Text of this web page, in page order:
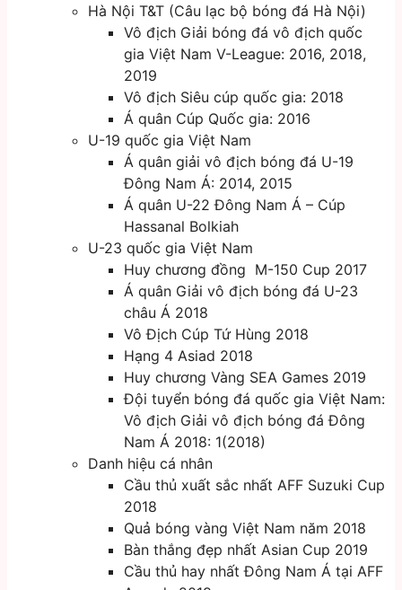
Hà Nội T&T (Câu lạc bộ bóng đá Hà Nội)
Vô địch Giải bóng đá vô địch quốc
gia Việt Nam V-League: 2016, 2018,
2019
Vô địch Siêu cúp quốc gia: 2018
Á quân Cúp Quốc gia: 2016
U-19 quốc gia Việt Nam
Á quân giải vô địch bóng đá U-19
Đông Nam Á: 2014, 2015
Á quân U-22 Đông Nam Á – Cúp
Hassanal Bolkiah
U-23 quốc gia Việt Nam
Huy chương đồng M-150 Cup 2017
Á quân Giải vô địch bóng đá U-23
châu Á 2018
Vô Địch Cúp Tứ Hùng 2018
Hạng 4 Asiad 2018
Huy chương Vàng SEA Games 2019
Đội tuyển bóng đá quốc gia Việt Nam:
Vô địch Giải vô địch bóng đá Đông
Nam Á 2018: 1(2018)
Danh hiệu cá nhân
Cầu thủ xuất sắc nhất AFF Suzuki Cup
2018
Quả bóng vàng Việt Nam năm 2018
Bàn thắng đẹp nhất Asian Cup 2019
Cầu thủ hay nhất Đông Nam Á tại AFF